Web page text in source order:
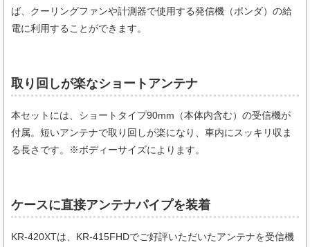
ば、クーリングファンや計測器で使用する発信機（ポンダ）の給
電に利用することができます。
取り回しが楽なショートアンテナ
本セットには、ショートタイプ90mm（本体内含む）の受信機が
付属。短いアンテナで取り回しが楽になり、車内にスッキリ収ま
る長さです。※ボディーサイズによります。
ケースに直接アンテナパイプを装着
KR-420XTは、KR-415FHDでご好評いただいたアンテナを受信機